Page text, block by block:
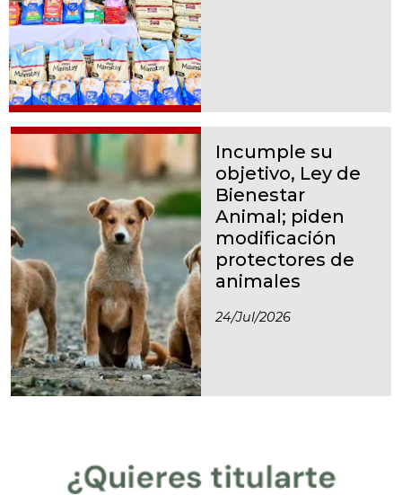
Incumple su
objetivo, Ley de
Bienestar
Animal; piden
modificación
protectores de
animales
24/jul/2026